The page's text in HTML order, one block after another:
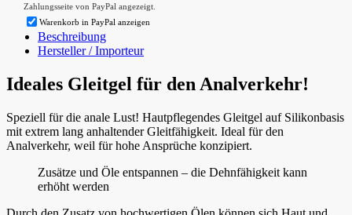
Zahlungsseite von PayPal angezeigt.
Warenkorb in PayPal anzeigen
Beschreibung
Hersteller / Importeur
Ideales Gleitgel für den Analverkehr!
Speziell für die anale Lust! Hautpflegendes Gleitgel auf Silikonbasis
mit extrem lang anhaltender Gleitfähigkeit. Ideal für den
Analverkehr, weil für hohe Ansprüche konzipiert.
Zusätze und Öle entspannen – die Dehnfähigkeit kann
erhöht werden